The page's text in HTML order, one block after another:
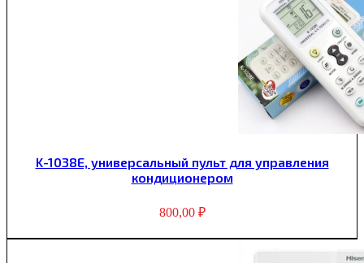
K-1038E, универсальный пульт для управления
кондиционером
800,00 ₽